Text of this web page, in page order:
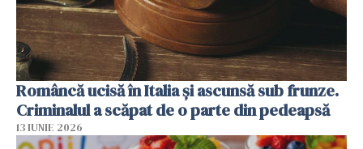
Româncă ucisă în Italia și ascunsă sub frunze.
Criminalul a scăpat de o parte din pedeapsă
13 IUNIE 2026